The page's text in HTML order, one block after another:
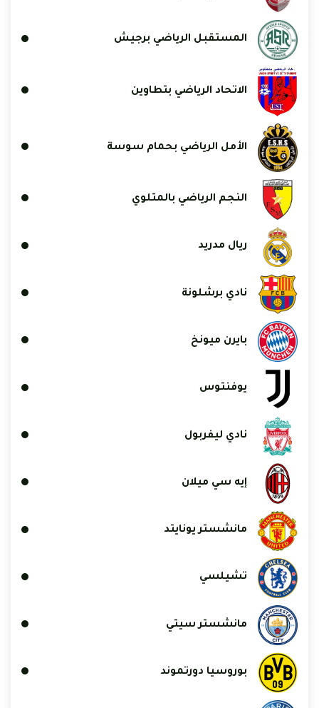
المستقبل الرياضي برجيش
الاتحاد الرياضي بتطاوين
الأمل الرياضي بحمام سوسة
النجم الرياضي بالمتلوي
ريال مدريد
نادي برشلونة
بايرن ميونخ
يوفنتوس
نادي ليفربول
إيه سي ميلان
مانشستر يونايتد
تشيلسي
مانشستر سيتي
بوروسيا دورتموند